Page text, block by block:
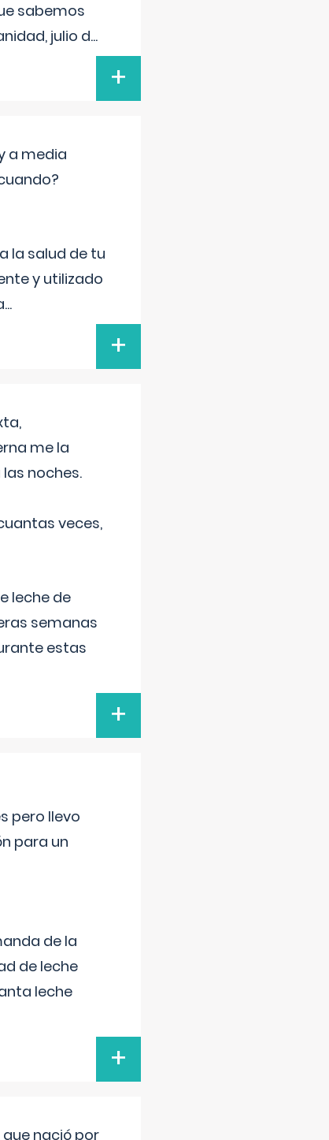
sabemos
julio d...
+
a media
la salud de tu
y utilizado
...
+
me la
noches.
veces,
leche de
semanas
estas
+
pero llevo
para un
de la
de leche
leche
+
nació por